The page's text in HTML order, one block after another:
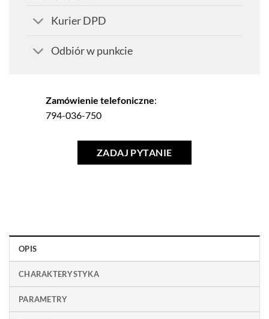
Kurier DPD
Odbiór w punkcie
Zamówienie telefoniczne:
794-036-750
ZADAJ PYTANIE
OPIS
CHARAKTERYSTYKA
PARAMETRY